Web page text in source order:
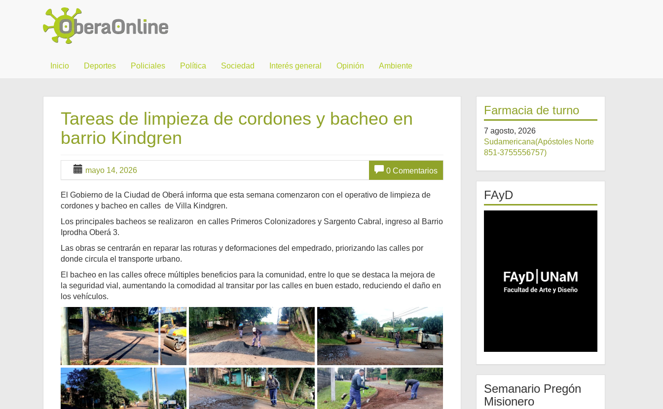
Inicio Deportes Policiales Política Sociedad Interés general Opinión Ambiente
Tareas de limpieza de cordones y bacheo en
barrio Kindgren
mayo 14, 2026 0 Comentarios
El Gobierno de la Ciudad de Oberá informa que esta semana comenzaron con el operativo de limpieza de
cordones y bacheo en calles de Villa Kindgren.
Los principales bacheos se realizaron en calles Primeros Colonizadores y Sargento Cabral, ingreso al Barrio
Iprodha Oberá 3.
Las obras se centrarán en reparar las roturas y deformaciones del empedrado, priorizando las calles por
donde circula el transporte urbano.
El bacheo en las calles ofrece múltiples beneficios para la comunidad, entre lo que se destaca la mejora de
la seguridad vial, aumentando la comodidad al transitar por las calles en buen estado, reduciendo el daño en
los vehículos.
Farmacia de turno
7 agosto, 2026
Sudamericana(Apóstoles Norte
851-3755556757)
FAyD
Semanario Pregón
Misionero